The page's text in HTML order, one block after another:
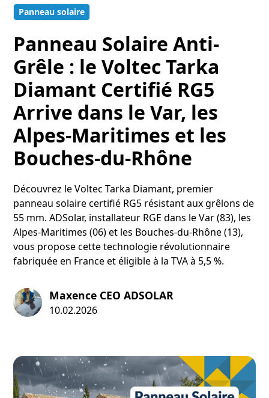
Panneau solaire
Panneau Solaire Anti-
Grêle : le Voltec Tarka
Diamant Certifié RG5
Arrive dans le Var, les
Alpes-Maritimes et les
Bouches-du-Rhône
Découvrez le Voltec Tarka Diamant, premier
panneau solaire certifié RG5 résistant aux grêlons de
55 mm. ADSolar, installateur RGE dans le Var (83), les
Alpes-Maritimes (06) et les Bouches-du-Rhône (13),
vous propose cette technologie révolutionnaire
fabriquée en France et éligible à la TVA à 5,5 %.
Maxence CEO ADSOLAR
10.02.2026